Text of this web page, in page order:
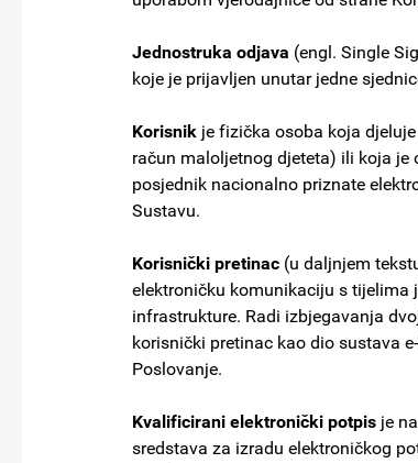
Jednostruka odjava (engl. Single
koje je prijavljen unutar jedne
Korisnik je fizička osoba koja
račun maloljetnog djeteta) ili koja je
posjednik nacionalno priznate
Sustavu.
Korisnički pretinac (u daljnjem
elektroničku komunikaciju s tijelima
infrastrukture. Radi izbjegavanja
korisnički pretinac kao dio sustava
Poslovanje.
Kvalificirani elektronički potpis je
sredstava za izradu elektroničkog